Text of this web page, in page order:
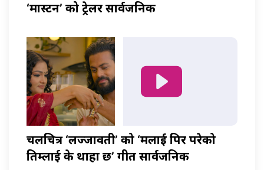
‘मास्टर्नी’ को ट्रेलर सार्वजनिक
चलचित्र ‘लज्जावती’ को ‘मलाई पिर परेको
तिम्लाई के थाहा छ’ गीत सार्वजनिक